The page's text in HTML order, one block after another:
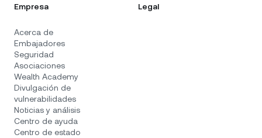
Empresa
Acerca de
Embajadores
Seguridad
Asociaciones
Wealth Academy
Divulgación de
vulnerabilidades
Noticias y análisis
Centro de ayuda
Centro de estado
Legal